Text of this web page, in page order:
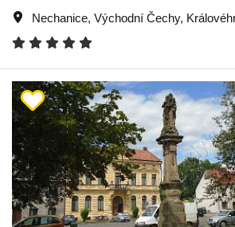
Nechanice, Východní Čechy,